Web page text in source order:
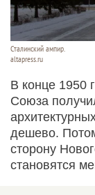
Сталинский ампир.
altapress.ru
В конце 1950
Союза
дешево.
сторону
становятся